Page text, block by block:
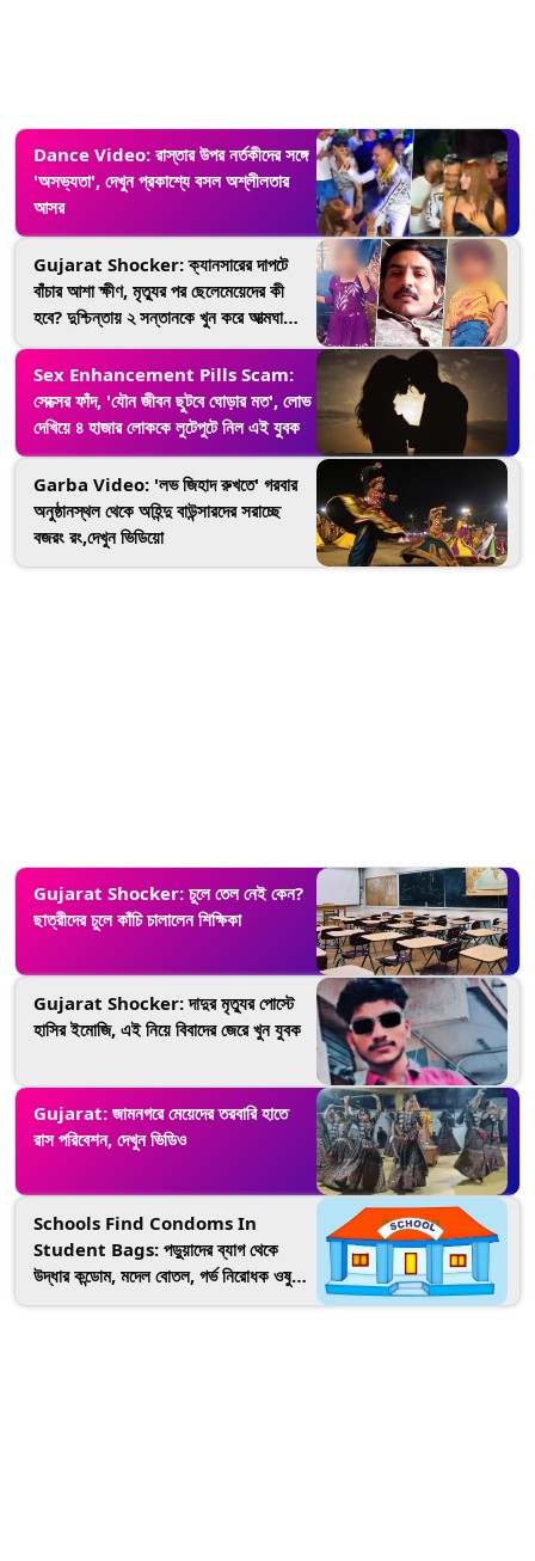
Dance Video: রাস্তার উপর নর্তকীদের সঙ্গে
'অসভ্যতা', দেখুন প্রকাশ্যে বসল অশ্লীলতার
আসর
Gujarat Shocker: ক্যানসারের দাপটে
বাঁচার আশা ক্ষীণ, মৃত্যুর পর ছেলেমেয়েদের কী
হবে? দুশ্চিন্তায় ২ সন্তানকে খুন করে আত্মঘাতী
বাবা
Sex Enhancement Pills Scam:
সেক্সের ফাঁদ, 'যৌন জীবন ছুটবে ঘোড়ার মত', লোভ
দেখিয়ে ৪ হাজার লোককে লুটেপুটে নিল এই যুবক
Garba Video: 'লভ জিহাদ রুখতে' গরবার
অনুষ্ঠানস্থল থেকে অহিন্দু বাউন্সারদের সরাচ্ছে
বজরং রং,দেখুন ভিডিয়ো
Gujarat Shocker: চুলে তেল নেই কেন?
ছাত্রীদের চুলে কাঁচি চালালেন শিক্ষিকা
Gujarat Shocker: দাদুর মৃত্যুর পোস্টে
হাসির ইমোজি, এই নিয়ে বিবাদের জেরে খুন যুবক
Gujarat: জামনগরে মেয়েদের তরবারি হাতে
রাস পরিবেশন, দেখুন ভিডিও
Schools Find Condoms In
Student Bags: পড়ুয়াদের ব্যাগ থেকে
উদ্ধার কন্ডোম, মদেল বোতল, গর্ভ নিরোধক ওষুধ,